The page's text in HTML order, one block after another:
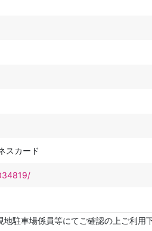
スカード
駐車場係員等にてご確認の上ご利用下